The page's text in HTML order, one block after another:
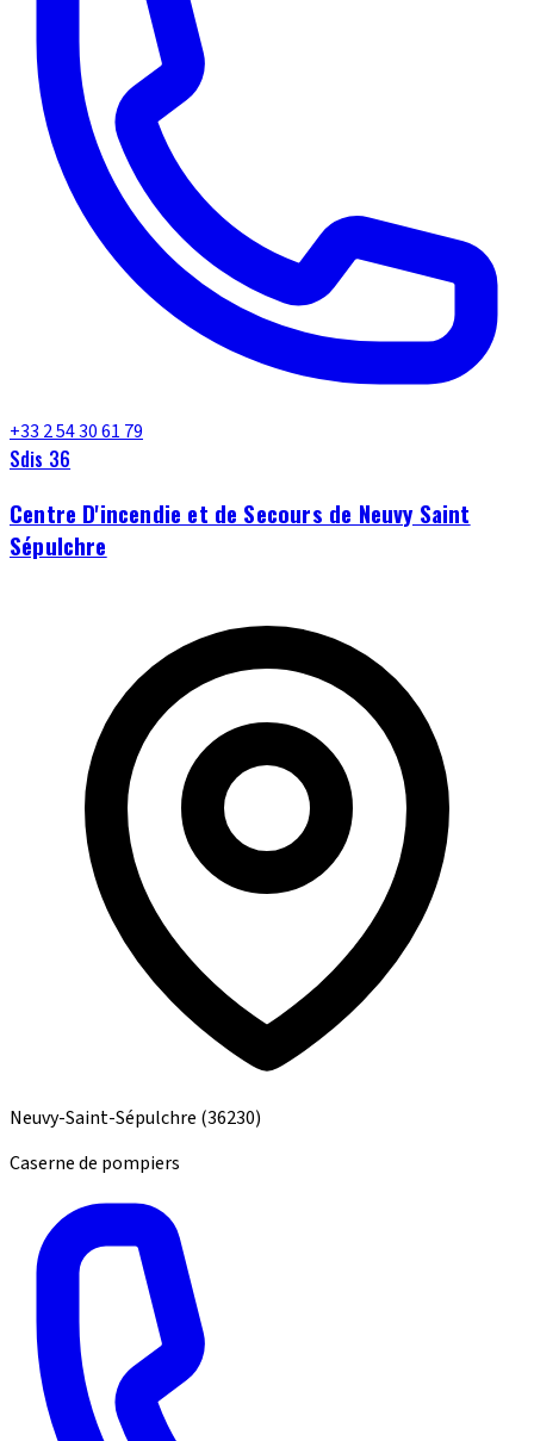
+33 2 54 30 61 79
Sdis 36
Centre D'incendie et de Secours de Neuvy Saint
Sépulchre
Neuvy-Saint-Sépulchre (36230)
Caserne de pompiers